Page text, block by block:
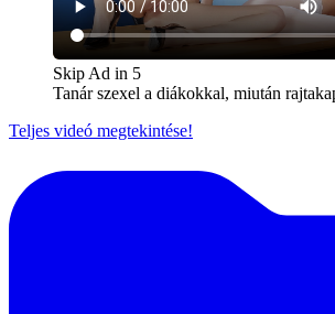
Skip Ad in 5
Tanár szexel a diákokkal, miután
Teljes videó megtekintése!